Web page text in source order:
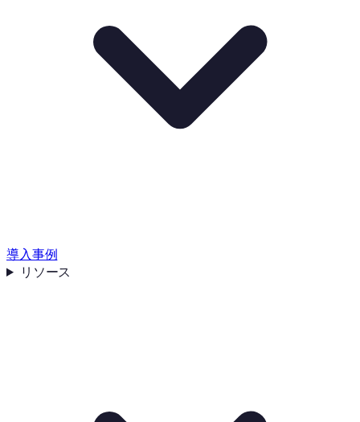
導入事例
リソース